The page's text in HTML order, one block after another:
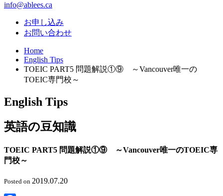
info@ablees.ca
お申し込み
お問い合わせ
Home
English Tips
TOEIC PART5 問題解説①⑨ ～Vancouver唯一の
TOEIC専門校～
English Tips
英語の豆知識
TOEIC PART5 問題解説①⑨ ～Vancouver唯一のTOEIC専
門校～
Posted on 2019.07.20